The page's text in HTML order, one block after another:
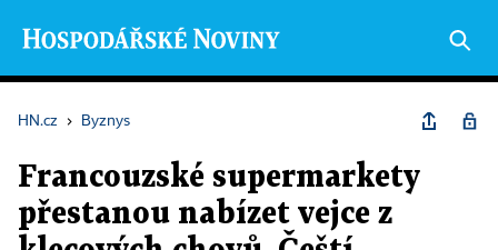
HN.cz › Byznys
Francouzské supermarkety
přestanou nabízet vejce z